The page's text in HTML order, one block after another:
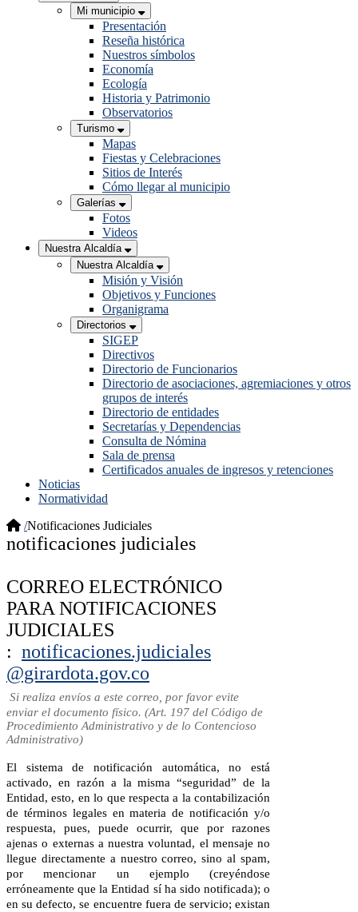
Mi municipio
Presentación
Reseña histórica
Nuestros símbolos
Economía
Ecología
Historia y Patrimonio
Observatorios
Turismo
Mapas
Fiestas y Celebraciones
Sitios de Interés
Cómo llegar al municipio
Galerías
Fotos
Videos
Nuestra Alcaldía
Nuestra Alcaldía
Misión y Visión
Objetivos y Funciones
Organigrama
Directorios
SIGEP
Directivos
Directorio de Funcionarios
Directorio de asociaciones, agremiaciones y otros
grupos de interés
Directorio de entidades
Secretarías y Dependencias
Consulta de Nómina
Sala de prensa
Certificados anuales de ingresos y retenciones
Noticias
Normatividad
/Notificaciones Judiciales
​notifica​ciones judiciales
CORREO ELECTRÓNICO
PARA NOTIFICACIONES
JUDICIALES​
: notificaciones.judiciales​
@girardota.gov.co
Si realiza envíos a este correo, por favor evite
enviar el documento fís​ico. (Art. 197 del Código de
Procedimiento Administrativo y de lo Contencioso
Administrativo)​​​
El sistema de notificación automática, no está
activado, en razón a la misma “seguridad” de la
Entidad, esto, en lo que respecta a la contabilización
de términos legales en materia de notificación y/o
respuesta, pues, puede ocurrir, que por razones
ajenas o externas a nuestra voluntad, el mensaje no
llegue directamente a nuestro correo, sino al spam,
por mencionar un ejemplo (creyéndose
erróneamente que la Entidad sí ha sido notificada); o
en su defecto, se encuentre fuera de servicio; existan